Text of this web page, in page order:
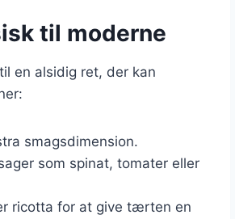
til moderne
en alsidig ret, der kan
smagsdimension.
som spinat, tomater eller
ricotta for at give tærten en